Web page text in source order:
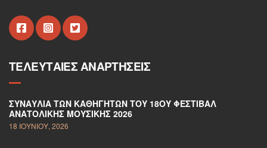
ΤΕΛΕΥΤΑΊΕΣ ΑΝΑΡΤΉΣΕΙΣ
ΣΥΝΑΥΛΊΑ ΤΩΝ ΚΑΘΗΓΗΤΏΝ ΤΟΥ 18ΟΥ ΦΕΣΤΙΒΆΛ
ΑΝΑΤΟΛΙΚΉΣ ΜΟΥΣΙΚΉΣ 2026
18 ΙΟΥΝΊΟΥ, 2026